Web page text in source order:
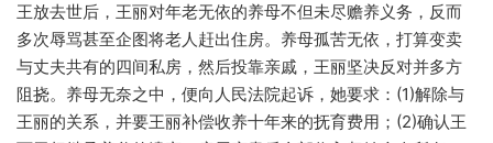
王放去世后，王丽对年老无依的养母不但未尽赡养义务，反而
多次辱骂甚至企图将老人赶出住房。养母孤苦无依，打算变卖
与丈夫共有的四间私房，然后投靠亲戚，王丽坚决反对并多方
阻挠。养母无奈之中，便向人民法院起诉，她要求：(1)解除与
王丽的关系，并要王丽补偿收养十年来的抚育费用；(2)确认王